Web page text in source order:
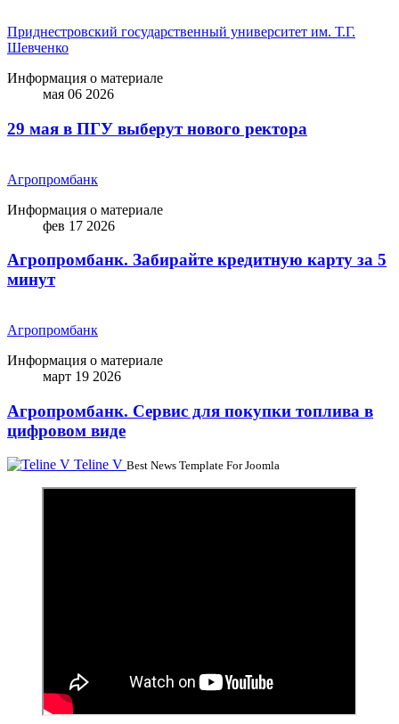
Приднестровский государственный университет им. Т.Г.
Шевченко
Информация о материале
мая 06 2026
29 мая в ПГУ выберут нового ректора
Агропромбанк
Информация о материале
фев 17 2026
Агропромбанк. Забирайте кредитную карту за 5
минут
Агропромбанк
Информация о материале
март 19 2026
Агропромбанк. Сервис для покупки топлива в
цифровом виде
Teline V Best News Template For Joomla